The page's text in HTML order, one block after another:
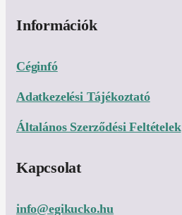
Információk
Céginfó
Adatkezelési Tájékoztató
Általános Szerződési Feltételek
Kapcsolat
info@egikucko.hu